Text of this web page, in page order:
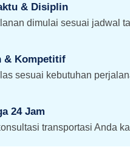
& Disiplin
dimulai sesuai jadwal
& Kompetitif
sesuai kebutuhan
24 Jam
transportasi Anda